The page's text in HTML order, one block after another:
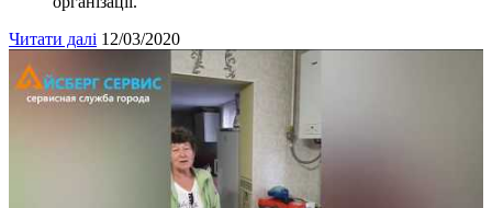
Читати далі 12/03/2020